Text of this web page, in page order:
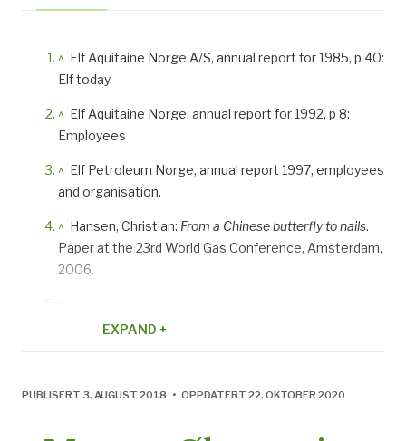
^ Elf Aquitaine Norge A/S, annual report for 1985, p 40:
Elf today.
^ Elf Aquitaine Norge, annual report for 1992, p 8:
Employees
^ Elf Petroleum Norge, annual report 1997, employees
and organisation.
^ Hansen, Christian: From a Chinese butterfly to nails.
Paper at the 23rd World Gas Conference, Amsterdam,
2006.
http://www.akerkvaerner.com/internet/AboutUs/
EXPAND +
PUBLISERT 3. AUGUST 2018 • OPPDATERT 22. OKTOBER 2020